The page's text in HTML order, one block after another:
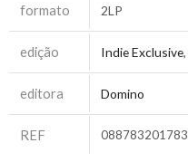
formato 2LP
edição Indie Exclusive,
editora Domino
REF